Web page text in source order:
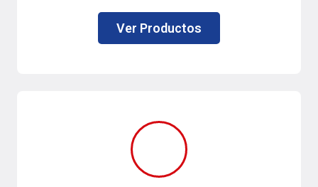
Ver Productos